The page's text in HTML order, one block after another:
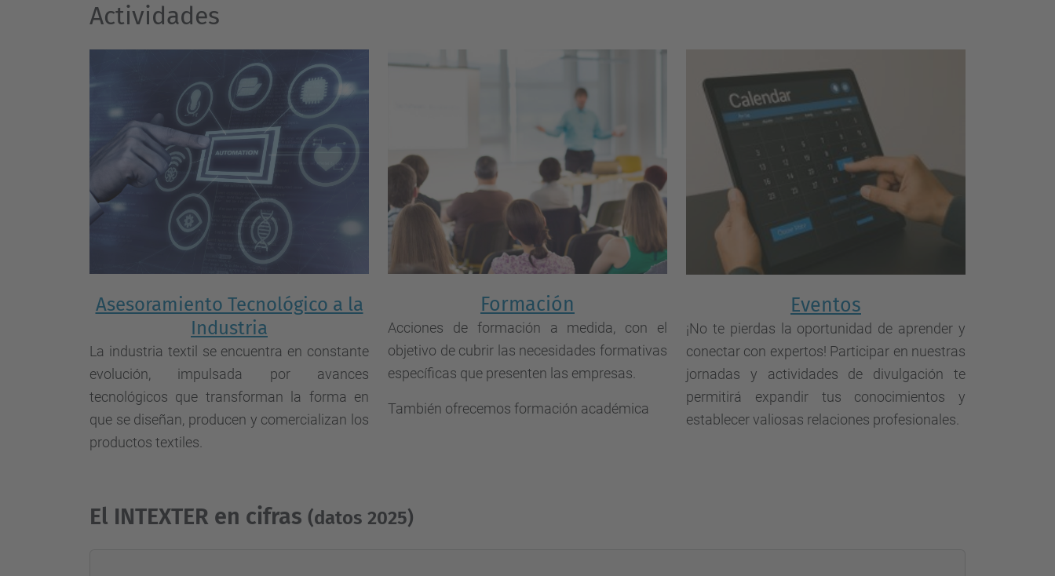
Actividades
Asesoramiento Tecnológico a la
Industria
La industria textil se encuentra en constante
evolución, impulsada por avances
tecnológicos que transforman la forma en
que se diseñan, producen y comercializan los
productos textiles.
Formación
Acciones de formación a medida, con el
objetivo de cubrir las necesidades formativas
específicas que presenten las empresas.
También ofrecemos formación académica
Eventos
¡No te pierdas la oportunidad de aprender y
conectar con expertos! Participar en nuestras
jornadas y actividades de divulgación te
permitirá expandir tus conocimientos y
establecer valiosas relaciones profesionales.
El INTEXTER en cifras (datos 2025)